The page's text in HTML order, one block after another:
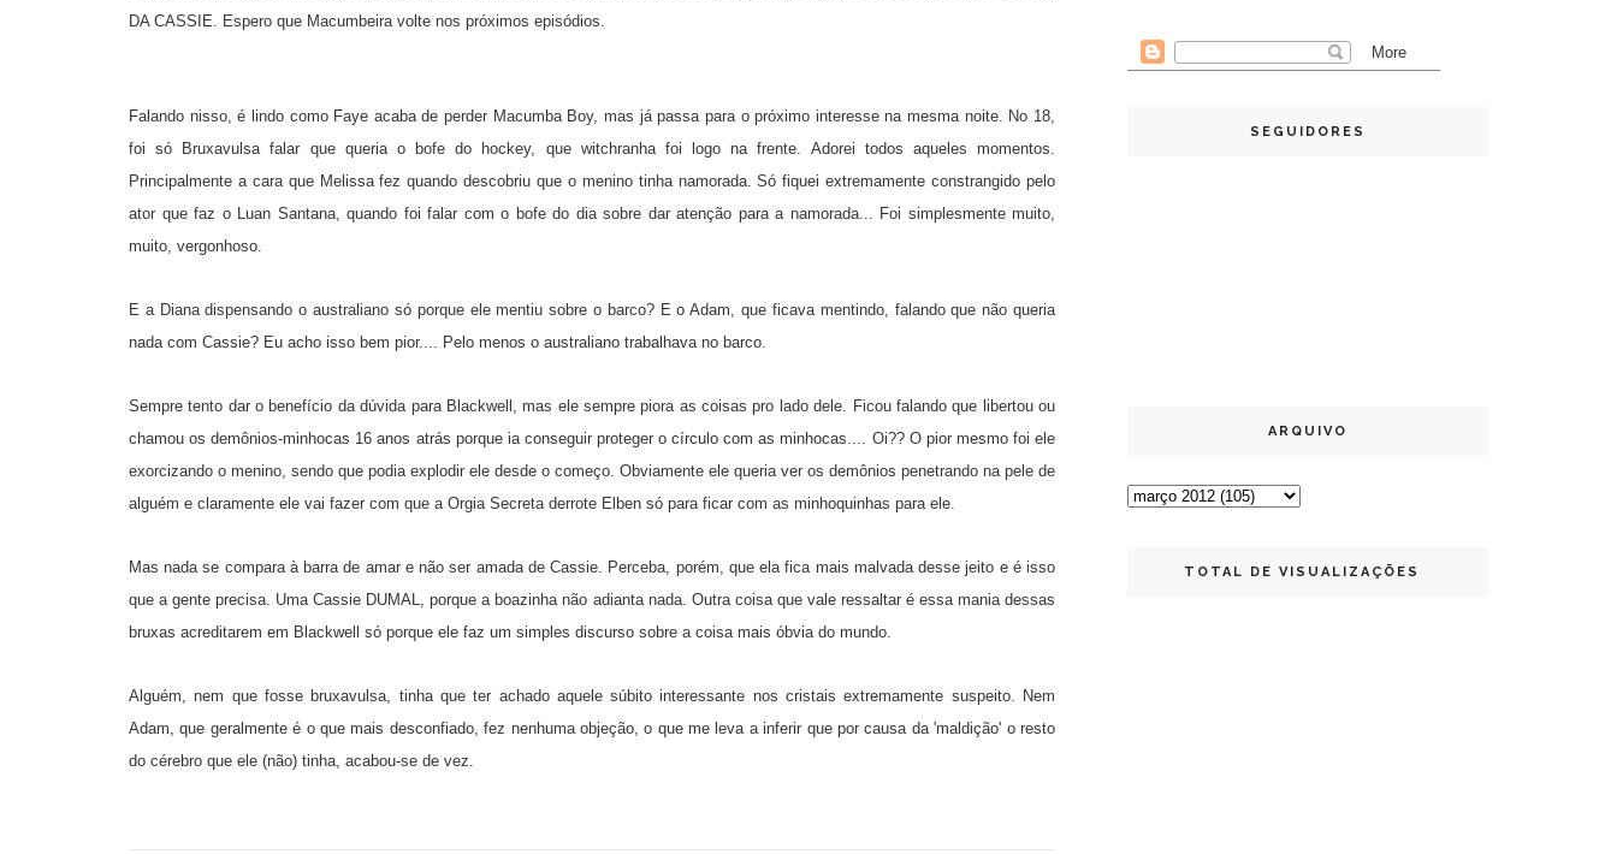
DA CASSIE. Espero que Macumbeira volte nos próximos episódios.
Falando nisso, é lindo como Faye acaba de perder Macumba Boy, mas já passa para o próximo interesse na mesma noite. No 18,
foi só Bruxavulsa falar que queria o bofe do hockey, que witchranha foi logo na frente. Adorei todos aqueles momentos.
Principalmente a cara que Melissa fez quando descobriu que o menino tinha namorada. Só fiquei extremamente constrangido pelo
ator que faz o Luan Santana, quando foi falar com o bofe do dia sobre dar atenção para a namorada... Foi simplesmente muito,
muito, vergonhoso.
E a Diana dispensando o australiano só porque ele mentiu sobre o barco? E o Adam, que ficava mentindo, falando que não queria
nada com Cassie? Eu acho isso bem pior.... Pelo menos o australiano trabalhava no barco.
Sempre tento dar o benefício da dúvida para Blackwell, mas ele sempre piora as coisas pro lado dele. Ficou falando que libertou ou
chamou os demônios-minhocas 16 anos atrás porque ia conseguir proteger o círculo com as minhocas.... Oi?? O pior mesmo foi ele
exorcizando o menino, sendo que podia explodir ele desde o começo. Obviamente ele queria ver os demônios penetrando na pele de
alguém e claramente ele vai fazer com que a Orgia Secreta derrote Elben só para ficar com as minhoquinhas para ele.
Mas nada se compara à barra de amar e não ser amada de Cassie. Perceba, porém, que ela fica mais malvada desse jeito e é isso
que a gente precisa. Uma Cassie DUMAL, porque a boazinha não adianta nada. Outra coisa que vale ressaltar é essa mania dessas
bruxas acreditarem em Blackwell só porque ele faz um simples discurso sobre a coisa mais óbvia do mundo.
Alguém, nem que fosse bruxavulsa, tinha que ter achado aquele súbito interessante nos cristais extremamente suspeito. Nem
Adam, que geralmente é o que mais desconfiado, fez nenhuma objeção, o que me leva a inferir que por causa da 'maldição' o resto
do cérebro que ele (não) tinha, acabou-se de vez.
SEGUIDORES
ARQUIVO
TOTAL DE VISUALIZAÇÕES